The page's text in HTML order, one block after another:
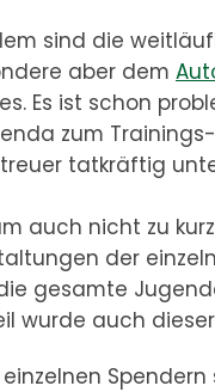
sind die
aber dem
Es ist schon
zum
tatkräftig
auch nicht zu
der
gesamte
wurde auch